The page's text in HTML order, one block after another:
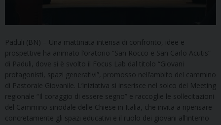
Paduli (BN) – Una mattinata intensa di confronto, idee e
prospettive ha animato l’oratorio “San Rocco e San Carlo Acutis”
di Paduli, dove si è svolto il Focus Lab dal titolo “Giovani
protagonisti, spazi generativi”, promosso nell’ambito del cammino
di Pastorale Giovanile. L’iniziativa si inserisce nel solco del Meeting
regionale “Il coraggio di essere segno” e raccoglie le sollecitazioni
del Cammino sinodale delle Chiese in Italia, che invita a ripensare
concretamente gli spazi educativi e il ruolo dei giovani all’interno